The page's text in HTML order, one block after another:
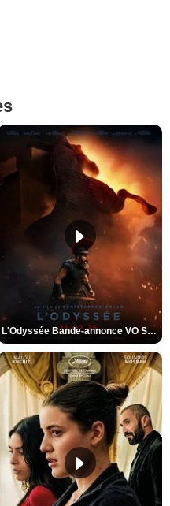
L'Odyssée Bande-annonce VO STFR